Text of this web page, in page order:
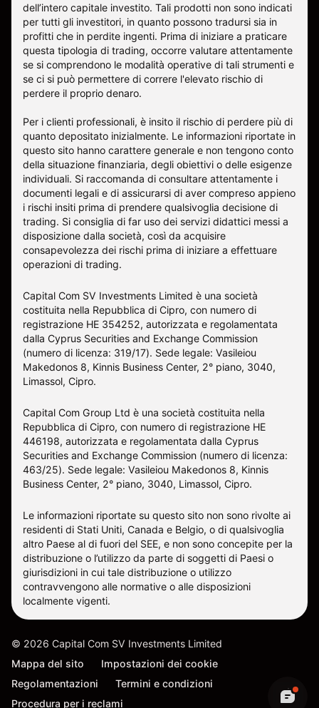
dell’intero capitale investito. Tali prodotti non sono indicati
per tutti gli investitori, in quanto possono tradursi sia in
profitti che in perdite ingenti. Prima di iniziare a praticare
questa tipologia di trading, occorre valutare attentamente
se si comprendono le modalità operative di tali strumenti e
se ci si può permettere di correre l'elevato rischio di
perdere il proprio denaro.
Per i clienti professionali, è insito il rischio di perdere più di
quanto depositato inizialmente. Le informazioni riportate in
questo sito hanno carattere generale e non tengono conto
della situazione finanziaria, degli obiettivi o delle esigenze
individuali. Si raccomanda di consultare attentamente i
documenti legali e di assicurarsi di aver compreso appieno
i rischi insiti prima di prendere qualsivoglia decisione di
trading. Si consiglia di far uso dei servizi didattici messi a
disposizione dalla società, così da acquisire
consapevolezza dei rischi prima di iniziare a effettuare
operazioni di trading.
Capital Com SV Investments Limited è una società
costituita nella Repubblica di Cipro, con numero di
registrazione HE 354252, autorizzata e regolamentata
dalla Cyprus Securities and Exchange Commission
(numero di licenza: 319/17). Sede legale: Vasileiou
Makedonos 8, Kinnis Business Center, 2° piano, 3040,
Limassol, Cipro.
Capital Com Group Ltd è una società costituita nella
Repubblica di Cipro, con numero di registrazione ΗΕ
446198, autorizzata e regolamentata dalla Cyprus
Securities and Exchange Commission (numero di licenza:
463/25). Sede legale: Vasileiou Makedonos 8, Kinnis
Business Center, 2° piano, 3040, Limassol, Cipro.
Le informazioni riportate su questo sito non sono rivolte ai
residenti di Stati Uniti, Canada e Belgio, o di qualsivoglia
altro Paese al di fuori del SEE, e non sono concepite per la
distribuzione o l’utilizzo da parte di soggetti di Paesi o
giurisdizioni in cui tale distribuzione o utilizzo
contravvengono alle normative o alle disposizioni
localmente vigenti.
© 2026 Capital Com SV Investments Limited
Mappa del sito
Impostazioni dei cookie
Regolamentazioni
Termini e condizioni
Procedura per i reclami